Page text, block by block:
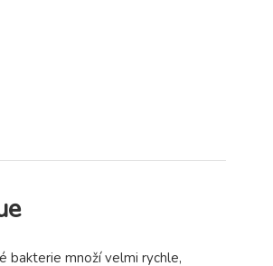
bakterie množí velmi rychle,